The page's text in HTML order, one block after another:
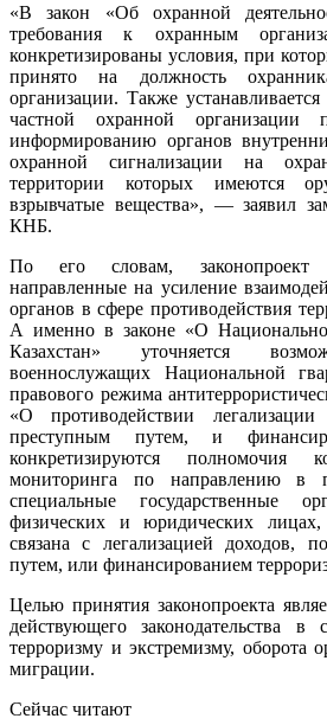
«В закон «Об охранной
требования к охранным
конкретизированы условия, при
принято на должность
организации. Также
частной охранной организации
информированию органов
охранной сигнализации на
территории которых имеются
взрывчатые вещества», — заявил
КНБ.
По его словам, законопроект
направленные на усиление
органов в сфере противодействия
А именно в законе «О
Казахстан» уточняется
военнослужащих Национальной
правового режима
«О противодействии
преступным путем, и
конкретизируются полномочия
мониторинга по направлению в
специальные государственные
физических и юридических лицах,
связана с легализацией доходов,
путем, или финансированием
Целью принятия законопроекта
действующего законодательства в
терроризму и экстремизму, оборота
миграции.
Сейчас читают